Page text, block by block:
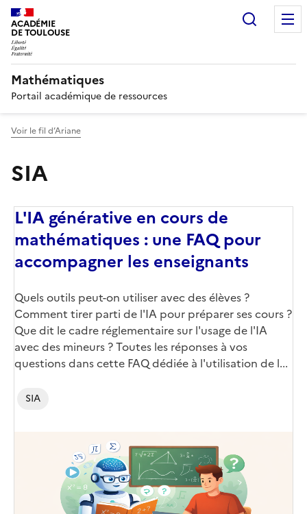
ACADÉMIE
DE TOULOUSE
Mathématiques
Portail académique de ressources
Voir le fil d’Ariane
SIA
L'IA générative en cours de
mathématiques : une FAQ pour
accompagner les enseignants
Corps
Quels outils peut-on utiliser avec des élèves ?
Comment tirer parti de l'IA pour préparer ses cours ?
Que dit le cadre réglementaire sur l'usage de l'IA
avec des mineurs ? Toutes les réponses à vos
questions dans cette FAQ dédiée à l'utilisation de l...
SIA
couverture
(conseillée)